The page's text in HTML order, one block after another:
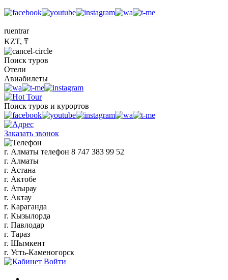
ruentrar
KZT, ₸
Поиск туров
Отели
Авиабилеты
Поиск туров и курортов
Заказать звонок
г. Алматы телефон 8 747 383 99 52
г. Алматы
г. Астана
г. Актобе
г. Атырау
г. Актау
г. Караганда
г. Кызылорда
г. Павлодар
г. Тараз
г. Шымкент
г. Усть-Каменогорск
Войти